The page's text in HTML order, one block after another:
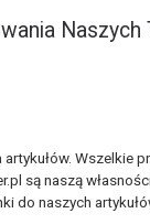
Naszych
Wszelkie
są naszą
do naszych